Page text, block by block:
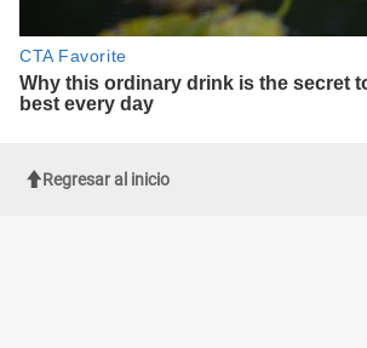
Regresar al inicio